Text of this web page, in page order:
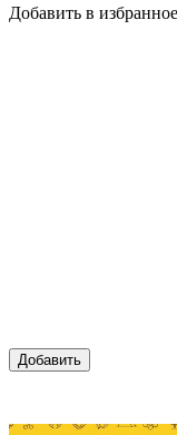
Добавить в
Добавить